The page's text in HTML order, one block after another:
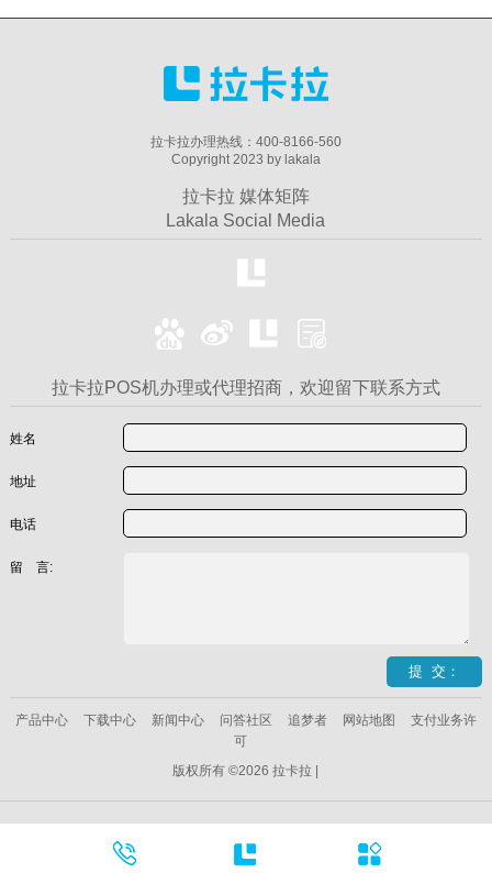
拉卡拉办理热线：400-8166-560
Copyright 2023 by lakala
拉卡拉 媒体矩阵
Lakala Social Media
拉卡拉POS机办理或代理招商，欢迎留下联系方式
姓名
地址
电话
留 言:
产品中心 下载中心 新闻中心 问答社区 追梦者 网站地图
支付业务许
可
版权所有 ©2026 拉卡拉 |